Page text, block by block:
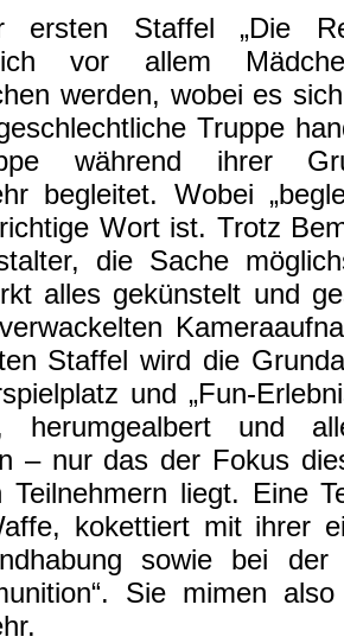
ersten Staffel „Die
vor allem
werden, wobei es
Truppe
während ihrer
begleitet. Wobei
Wort ist. Trotz
die Sache
alles gekünstelt und
Staffel wird die
und „Fun-
herumgealbert und
– nur das der Fokus
Teilnehmern liegt. Eine
kokettiert mit ihrer
sowie bei
Sie mimen